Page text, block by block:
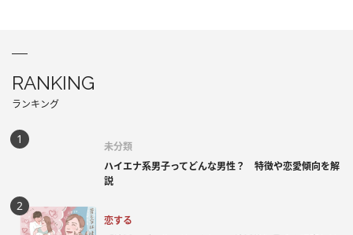
RANKING
ランキング
未分類
ハイエナ系男子ってどんな男性？ 特徴や恋愛傾向を解
説
恋する